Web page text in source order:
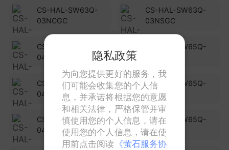
CS-HAL-SW63Q-
03NCGC
CS-HAL-SW63Q-
03NSGC
CS-HAL-SW63Q-
04NSGC
CS-HAL-SW65Q-
CS-HAL-SW65Q-
04NAG
CS-HAL-SW65Q-
04NCG
CS-HAL-SW65Q-
04NSG
CS-HAL-SW65Q-
04NUG
隐私政策
为向您提供更好的服务，我
们可能会收集您的个人信
息，并承诺将根据您的意愿
和相关法律，严格保管并审
慎使用您的个人信息，请在
使用您的个人信息，请在使
用前点击阅读 《萤石服务协